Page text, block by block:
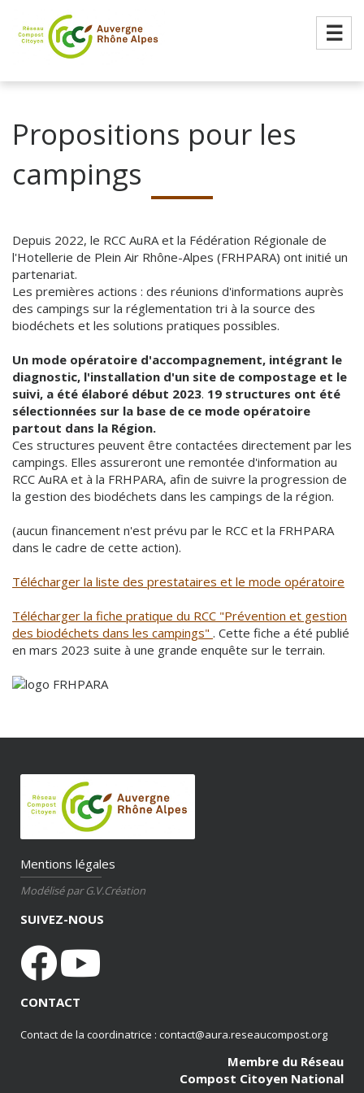
☰
Propositions pour les
campings
Depuis 2022, le RCC AuRA et la Fédération Régionale de
l'Hotellerie de Plein Air Rhône-Alpes (FRHPARA) ont initié un
partenariat.
Les premières actions : des réunions d'informations auprès
des campings sur la réglementation tri à la source des
biodéchets et les solutions pratiques possibles.
Un mode opératoire d'accompagnement, intégrant le
diagnostic, l'installation d'un site de compostage et le
suivi, a été élaboré début 2023. 19 structures ont été
sélectionnées sur la base de ce mode opératoire
partout dans la Région.
Ces structures peuvent être contactées directement par les
campings. Elles assureront une remontée d'information au
RCC AuRA et à la FRHPARA, afin de suivre la progression de
la gestion des biodéchets dans les campings de la région.
(aucun financement n'est prévu par le RCC et la FRHPARA
dans le cadre de cette action).
Télécharger la liste des prestataires et le mode opératoire
Télécharger la fiche pratique du RCC "Prévention et gestion
des biodéchets dans les campings" . Cette fiche a été publié
en mars 2023 suite à une grande enquête sur le terrain.
Mentions légales
Modélisé par G.V.Création
SUIVEZ-NOUS
CONTACT
Contact de la coordinatrice : contact@aura.reseaucompost.org
Membre du Réseau
Compost Citoyen National